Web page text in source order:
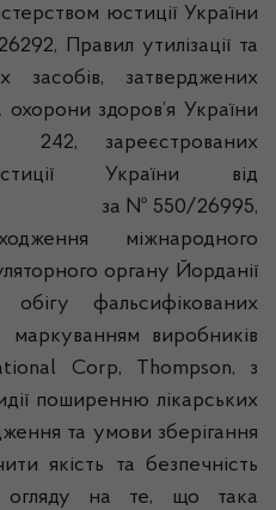
юстиції України
Правил утилізації та
засобів, затверджених
охорони здоров’я України
зареєстрованих
України від
№ 550/26995,
міжнародного
органу Йорданії
фальсифікованих
маркуванням виробників
Corp, Thompson, з
поширенню лікарських
та умови зберігання
якість та безпечність
огляду на те, що така